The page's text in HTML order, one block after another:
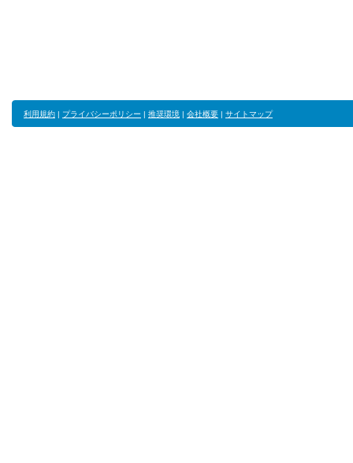
利用規約 | プライバシーポリシー | 推奨環境 | 会社概要 | サイトマップ